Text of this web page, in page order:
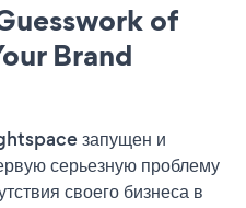
of
Brand
запущен и
серьезную проблему
своего бизнеса в